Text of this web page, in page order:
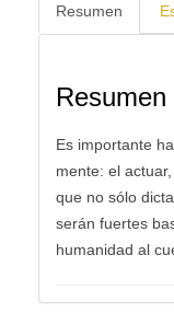
Resumen
Resumen
Es importante
mente: el
que no sólo
serán fuertes
humanidad al